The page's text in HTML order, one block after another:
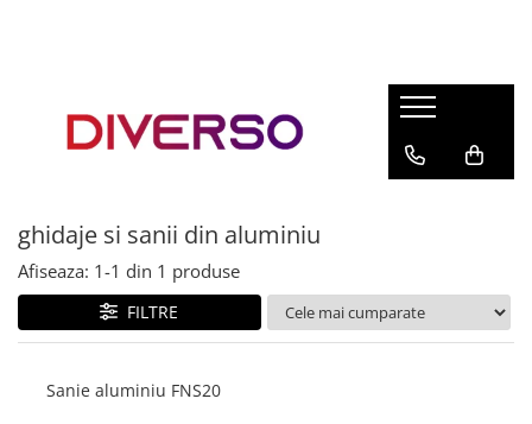
ASA
SILK
HIPS
PMMA
ghidaje si sanii din aluminiu
Afiseaza: 1-1 din 1 produse
FILTRE
Sanie aluminiu FNS20